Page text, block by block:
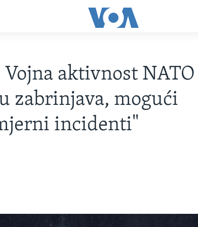
Vojna aktivnost
zabrinjava, mogući
incidenti"